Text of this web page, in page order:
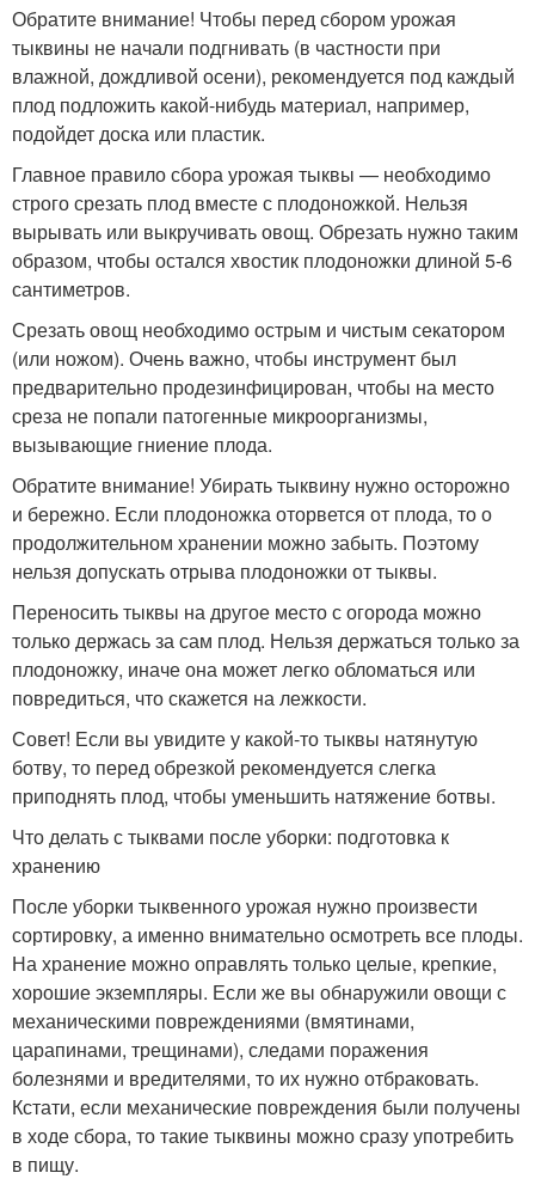
Обратите внимание! Чтобы перед сбором урожая
тыквины не начали подгнивать (в частности при
влажной, дождливой осени), рекомендуется под каждый
плод подложить какой-нибудь материал, например,
подойдет доска или пластик.
Главное правило сбора урожая тыквы — необходимо
строго срезать плод вместе с плодоножкой. Нельзя
вырывать или выкручивать овощ. Обрезать нужно таким
образом, чтобы остался хвостик плодоножки длиной 5-6
сантиметров.
Срезать овощ необходимо острым и чистым секатором
(или ножом). Очень важно, чтобы инструмент был
предварительно продезинфицирован, чтобы на место
среза не попали патогенные микроорганизмы,
вызывающие гниение плода.
Обратите внимание! Убирать тыквину нужно осторожно
и бережно. Если плодоножка оторвется от плода, то о
продолжительном хранении можно забыть. Поэтому
нельзя допускать отрыва плодоножки от тыквы.
Переносить тыквы на другое место с огорода можно
только держась за сам плод. Нельзя держаться только за
плодоножку, иначе она может легко обломаться или
повредиться, что скажется на лежкости.
Совет! Если вы увидите у какой-то тыквы натянутую
ботву, то перед обрезкой рекомендуется слегка
приподнять плод, чтобы уменьшить натяжение ботвы.
Что делать с тыквами после уборки: подготовка к
хранению
После уборки тыквенного урожая нужно произвести
сортировку, а именно внимательно осмотреть все плоды.
На хранение можно оправлять только целые, крепкие,
хорошие экземпляры. Если же вы обнаружили овощи с
механическими повреждениями (вмятинами,
царапинами, трещинами), следами поражения
болезнями и вредителями, то их нужно отбраковать.
Кстати, если механические повреждения были получены
в ходе сбора, то такие тыквины можно сразу употребить
в пищу.